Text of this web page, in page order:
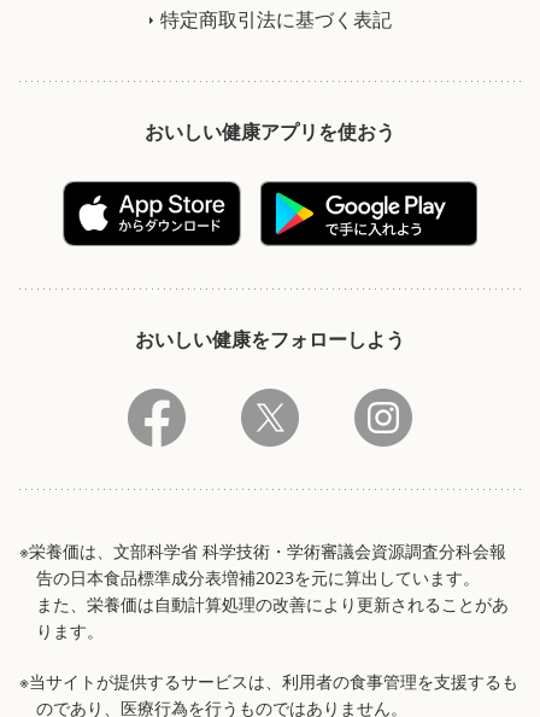
特定商取引法に基づく表記
おいしい健康アプリを使おう
おいしい健康をフォローしよう
※栄養価は、文部科学省 科学技術・学術審議会資源調査分科会報
告の日本食品標準成分表増補2023を元に算出しています。
また、栄養価は自動計算処理の改善により更新されることがあ
ります。
※当サイトが提供するサービスは、利用者の食事管理を支援するも
のであり、医療行為を行うものではありません。